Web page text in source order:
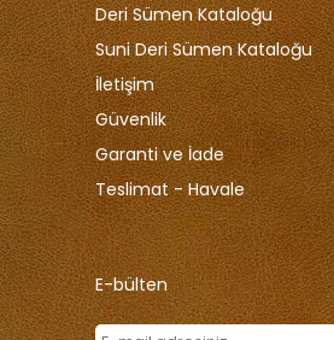
Deri Sümen Kataloğu
Suni Deri Sümen Kataloğu
İletişim
Güvenlik
Garanti ve İade
Teslimat - Havale
E-bülten